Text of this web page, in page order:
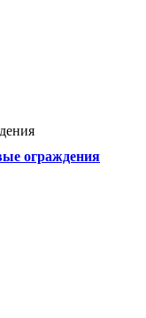
ограждения